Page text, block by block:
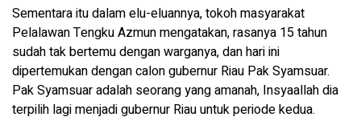
Sementara itu dalam elu-eluannya, tokoh masyarakat
Pelalawan Tengku Azmun mengatakan, rasanya 15 tahun
sudah tak bertemu dengan warganya, dan hari ini
dipertemukan dengan calon gubernur Riau Pak Syamsuar.
Pak Syamsuar adalah seorang yang amanah, Insyaallah dia
terpilih lagi menjadi gubernur Riau untuk periode kedua.